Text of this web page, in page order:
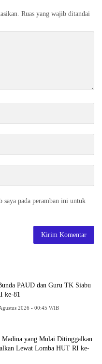
Ruas yang wajib ditandai
saya pada peramban ini untuk
PAUD dan Guru TK Siabu
ke-81
2026 - 00:45 WIB
Madina yang Mulai Ditinggalkan
Lewat Lomba HUT RI ke-